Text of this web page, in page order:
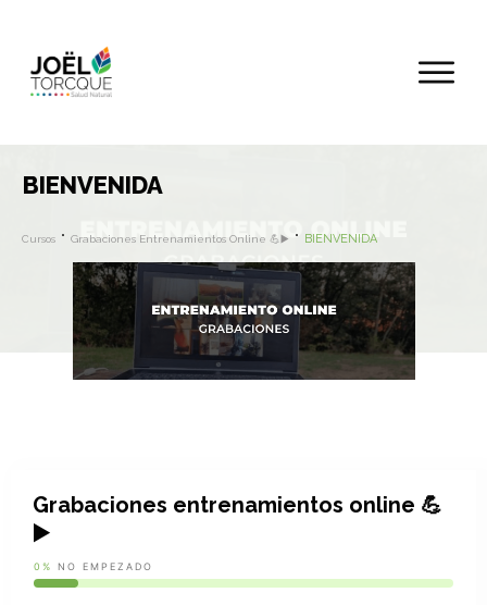
BIENVENIDA
Cursos Grabaciones Entrenamientos Online 💪▶️ BIENVENIDA
Grabaciones entrenamientos online 💪
▶️
0% NO EMPEZADO